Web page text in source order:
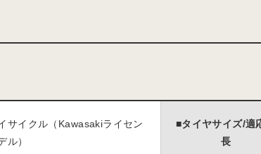
サイクル（Kawasakiライセン
ル）
■タイヤサイズ/適
長